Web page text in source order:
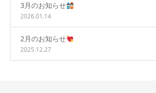
3月のお知らせ
2026.01.14
2月のお知らせ
2025.12.27